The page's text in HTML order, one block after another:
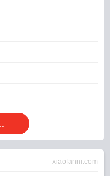
xiaofanni.com